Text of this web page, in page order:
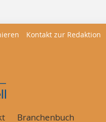
Kontakt zur Redaktion
Branchenbuch